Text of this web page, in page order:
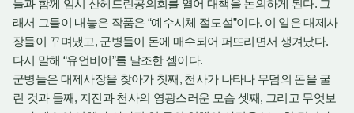
들과 함께 임시 산헤드린공의회를 열어 대책을 논의하게 된다. 그
래서 그들이 내놓은 작품은 “예수시체 절도설”이다. 이 일은 대제사
장들이 꾸며냈고, 군병들이 돈에 매수되어 퍼뜨리면서 생겨났다.
다시 말해 “유언비어”를 날조한 셈이다.
군병들은 대제사장을 찾아가 첫째 , 천사가 나타나 무덤의 돈을 굴
린 것과 둘째, 지진과 천사의 영광스러운 모습 셋째, 그리고 무엇보